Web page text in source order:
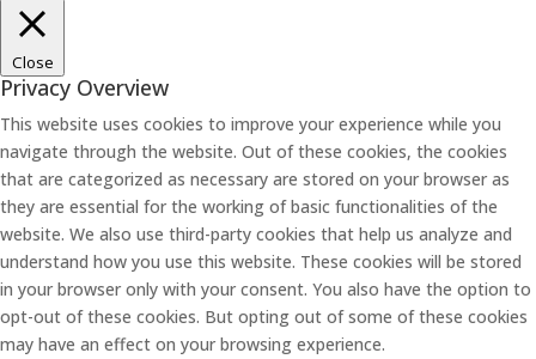
Close
Privacy Overview
This website uses cookies to improve your experience while you
navigate through the website. Out of these cookies, the cookies
that are categorized as necessary are stored on your browser as
they are essential for the working of basic functionalities of the
website. We also use third-party cookies that help us analyze and
understand how you use this website. These cookies will be stored
in your browser only with your consent. You also have the option to
opt-out of these cookies. But opting out of some of these cookies
may have an effect on your browsing experience.